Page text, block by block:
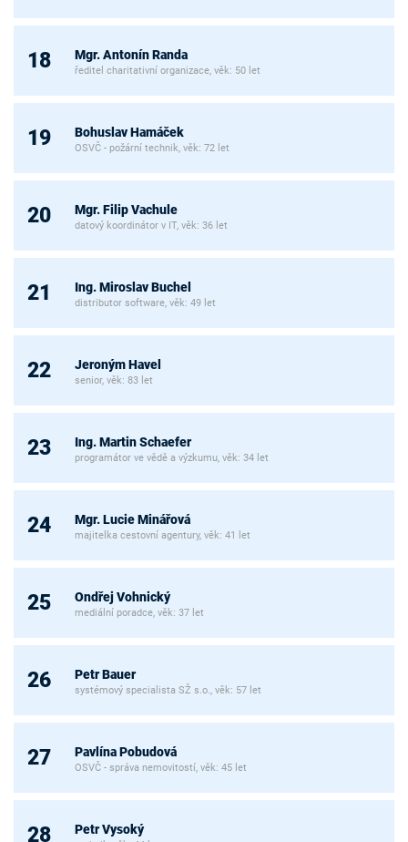
18 Mgr. Antonín Randa
ředitel charitativní organizace, věk: 50 let
19 Bohuslav Hamáček
OSVČ - požární technik, věk: 72 let
20 Mgr. Filip Vachule
datový koordinátor v IT, věk: 36 let
21 Ing. Miroslav Buchel
distributor software, věk: 49 let
22 Jeroným Havel
senior, věk: 83 let
23 Ing. Martin Schaefer
programátor ve vědě a výzkumu, věk: 34 let
24 Mgr. Lucie Minářová
majitelka cestovní agentury, věk: 41 let
25 Ondřej Vohnický
mediální poradce, věk: 37 let
26 Petr Bauer
systémový specialista SŽ s.o., věk: 57 let
27 Pavlína Pobudová
OSVČ - správa nemovitostí, věk: 45 let
28 Petr Vysoký